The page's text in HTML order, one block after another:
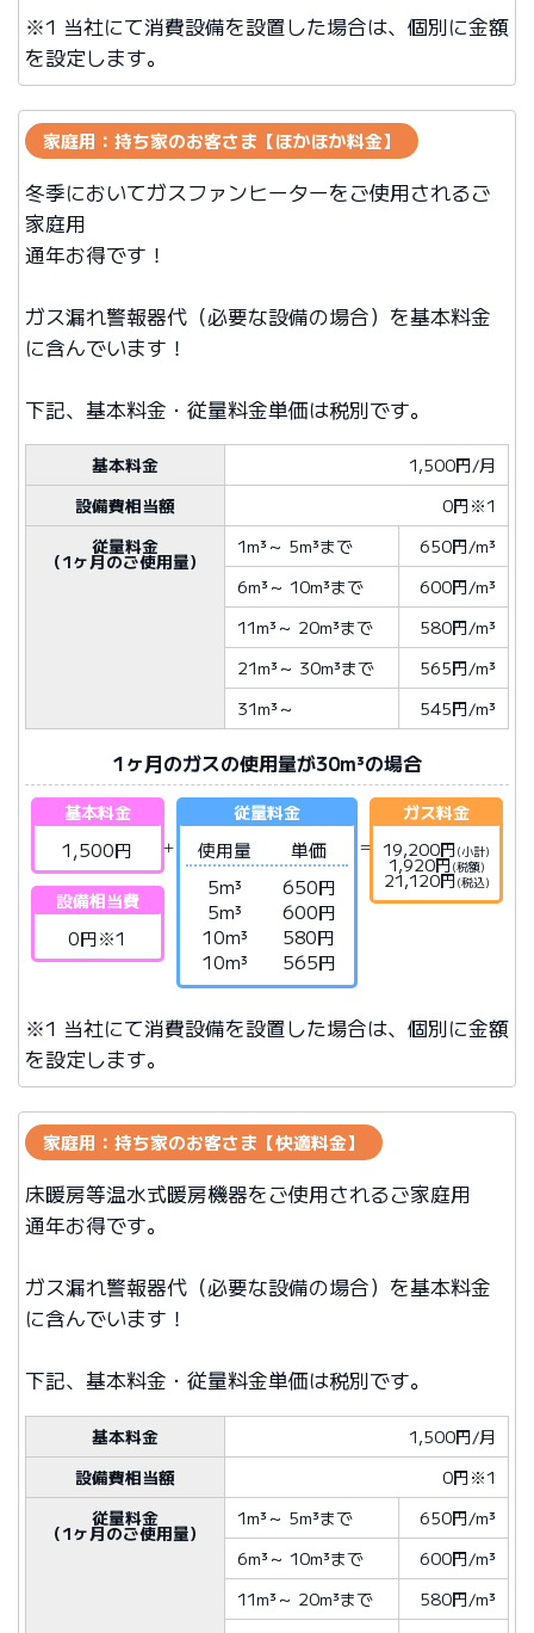
※1 当社にて消費設備を設置した場合は、個別に金額
を設定します。
家庭用：持ち家のお客さま【ほかほか料金】
冬季においてガスファンヒーターをご使用されるご
家庭用
通年お得です！
ガス漏れ警報器代（必要な設備の場合）を基本料金
に含んでいます！
下記、基本料金・従量料金単価は税別です。
基本料金
1,500円/月
設備費相当額
0円※1
従量料金
（1ヶ月のご使用量）
1m³ ～ 5m³まで
650円/m³
6m³ ～ 10m³まで
600円/m³
11m³ ～ 20m³まで
580円/m³
21m³ ～ 30m³まで
565円/m³
31m³ ～ 545円/m³
1ヶ月のガスの使用量が30m³の場合
基本料金
1,500円
設備相当費
0円※1
従量料金
使用量
単価
5m³
650円
5m³
600円
10m³
580円
10m³
565円
ガス料金
19,200円 (小計)
1,920円(税額)
21,120円(税込)
※1 当社にて消費設備を設置した場合は、個別に金額
を設定します。
家庭用：持ち家のお客さま【快適料金】
床暖房等温水式暖房機器をご使用されるご家庭用
通年お得です。
ガス漏れ警報器代（必要な設備の場合）を基本料金
に含んでいます！
下記、基本料金・従量料金単価は税別です。
基本料金
1,500円/月
設備費相当額
0円※1
従量料金
（1ヶ月のご使用量）
1m³ ～ 5m³まで
650円/m³
6m³ ～ 10m³まで
600円/m³
11m³ ～ 20m³まで
580円/m³